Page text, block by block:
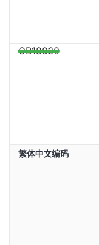
GB18030
繁体中文编码